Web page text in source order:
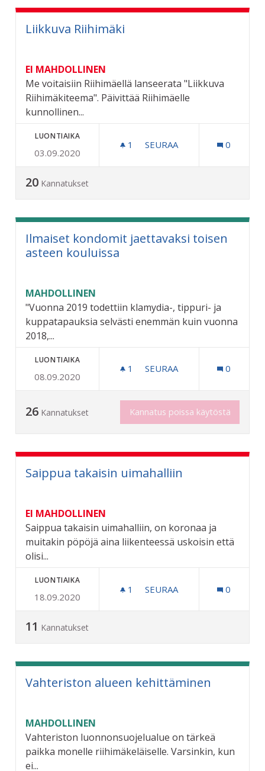
Liikkuva Riihimäki
EI MAHDOLLINEN
Me voitaisiin Riihimäellä lanseerata "Liikkuva
Riihimäkiteema". Päivittää Riihimäelle
kunnollinen...
LUONTIAIKA
03.09.2020
1 1 SEURAAJA
SEURAA 0
20 Kannatukset
Ilmaiset kondomit jaettavaksi toisen
asteen kouluissa
MAHDOLLINEN
"Vuonna 2019 todettiin klamydia-, tippuri- ja
kuppatapauksia selvästi enemmän kuin vuonna
2018,...
LUONTIAIKA
08.09.2020
1 1 SEURAAJA
SEURAA 0
26 Kannatukset Kannatus poissa käytöstä
Saippua takaisin uimahalliin
EI MAHDOLLINEN
Saippua takaisin uimahalliin, on koronaa ja
muitakin pöpöjä aina liikenteessä uskoisin että
olisi...
LUONTIAIKA
18.09.2020
1 1 SEURAAJA
SEURAA 0
11 Kannatukset
Vahteriston alueen kehittäminen
MAHDOLLINEN
Vahteriston luonnonsuojelualue on tärkeä
paikka monelle riihimäkeläiselle. Varsinkin, kun
ei...